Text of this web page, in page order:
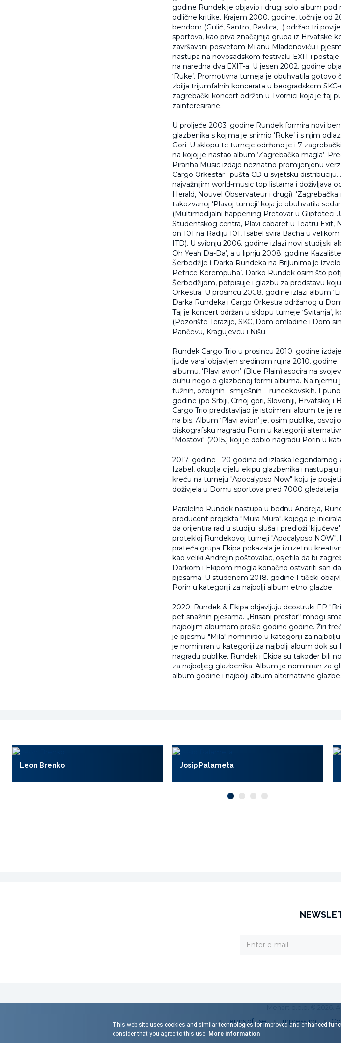
godine Rundek je objavio i drugi solo album pod
odlične kritike. Krajem 2000. godine, točnije od
bendom (Gulić, Santro, Pavlica,…) održao tri
sportova, kao prva značajnija grupa iz Hrvatske
završavani posvetom Milanu Mladenoviću i
nastupa na novosadskom festivalu EXIT i
na naredna dva EXIT-a. U jesen 2002. godine
‘Ruke’. Promotivna turneja je obuhvatila gotovo
zbilja trijumfalnih koncerata u beogradskom
zagrebački koncert održan u Tvornici koja je taj
zainteresirane.
U proljeće 2003. godine Rundek formira novi
glazbenika s kojima je snimio ‘Ruke’ i s njim
Gori. U sklopu te turneje održano je i 7
na kojoj je nastao album ‘Zagrebačka magla’.
Piranha Music izdaje neznatno promijenjenu
Cargo Orkestar i pušta CD u svjetsku
najvažnijim world-music top listama i doživljava
Herald, Nouvel Observateur i drugi).
takozvanoj ‘Plavoj turneji’ koja je obuhvatila
(Multimedijalni happening Pretovar u Gliptoteci
Studentskog centra, Plavi cabaret u Teatru Exit,
on 101 na Radiju 101, Isabel svira Bacha u
ITD). U svibnju 2006. godine izlazi novi studijski
Oh Yeah Da-Da’, a u lipnju 2008. godine
Šerbedžije i Darka Rundeka na Brijunima je
Petrice Kerempuha’. Darko Rundek osim što
Šerbedžijom, potpisuje i glazbu za predstavu
Orkestra. U prosincu 2008. godine izlazi album
Darka Rundeka i Cargo Orkestra održanog u
Taj je koncert održan u sklopu turneje
(Pozorište Terazije, SKC, Dom omladine i Dom
Pančevu, Kragujevcu i Nišu.
Rundek Cargo Trio u prosincu 2010. godine
ljude vara’ objavljen sredinom rujna 2010.
albumu, ‘Plavi avion’ (Blue Plain) asocira na
duhu nego o glazbenoj formi albuma. Na njemu
tužnih, ozbiljnih i smiješnih – rundekovskih. I
godine (po Srbiji, Crnoj gori, Sloveniji, Hrvatskoj i
Cargo Trio predstavljao je istoimeni album te je
na bis. Album ‘Plavi avion’ je, osim publike,
diskografsku nagradu Porin u kategoriji
"Mostovi" (2015.) koji je dobio nagradu Porin u
2017. godine - 20 godina od izlaska
Izabel, okuplja cijelu ekipu glazbenika i
kreću na turneju "Apocalypso Now" koju je
doživjela u Domu sportova pred 7000 gledatelja.
Paralelno Rundek nastupa u bednu Andreja,
producent projekta "Mura Mura", kojega je
da orijentira rad u studiju, sluša i predloži
protekloj Rundekovoj turneji "Apocalypso NOW",
prateća grupa Ekipa pokazala je izuzetnu
kao veliki Andrejin poštovalac, osjetila da bi
Darkom i Ekipom mogla konačno ostvariti san
pjesama. U studenom 2018. godine Ftičeki
Porin u kategoriji za najbolji album etno glazbe.
2020. Rundek & Ekipa objavljuju dcostruki EP
pet snažnih pjesama. „Brisani prostor“ mnogi
najboljim albumom prošle godine godine. Žiri
je pjesmu "Mila" nominirao u kategoriji za
je nominiran u kategoriji za najbolji album dok
nagradu publike. Rundek i Ekipa su također bili
za najboljeg glazbenika. Album je nominiran za
album godine i najbolji album alternativne glazbe.
Leon Brenko Josip Palameta
Terms of use
Impressum
This web site uses cookies and similar technologies for improved and enhanced
consider that you agree to this use. More information